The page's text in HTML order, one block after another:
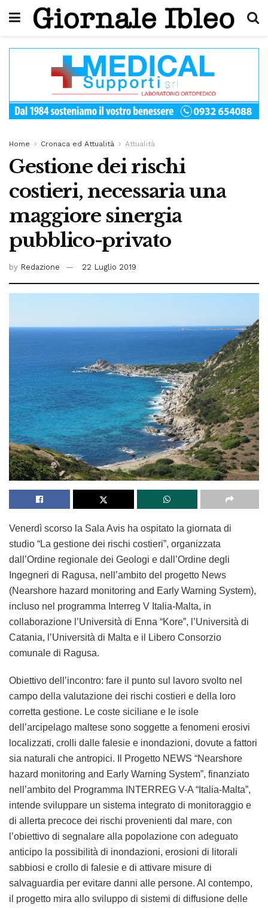
Home Cronaca ed Attualità Attualità
Gestione dei rischi
costieri, necessaria una
maggiore sinergia
pubblico-privato
by Redazione 22 Luglio 2019
Venerdì scorso la Sala Avis ha ospitato la giornata di
studio “La gestione dei rischi costieri”, organizzata
dall’Ordine regionale dei Geologi e dall’Ordine degli
Ingegneri di Ragusa, nell’ambito del progetto News
(Nearshore hazard monitoring and Early Warning System),
incluso nel programma Interreg V Italia-Malta, in
collaborazione l’Università di Enna “Kore”, l’Università di
Catania, l’Università di Malta e il Libero Consorzio
comunale di Ragusa.
Obiettivo dell’incontro: fare il punto sul lavoro svolto nel
campo della valutazione dei rischi costieri e della loro
corretta gestione. Le coste siciliane e le isole
dell’arcipelago maltese sono soggette a fenomeni erosivi
localizzati, crolli dalle falesie e inondazioni, dovute a fattori
sia naturali che antropici. Il Progetto NEWS “Nearshore
hazard monitoring and Early Warning System”, finanziato
nell’ambito del Programma INTERREG V-A “Italia-Malta”,
intende sviluppare un sistema integrato di monitoraggio e
di allerta precoce dei rischi provenienti dal mare, con
l’obiettivo di segnalare alla popolazione con adeguato
anticipo la possibilità di inondazioni, erosioni di litorali
sabbiosi e crollo di falesie e di attivare misure di
salvaguardia per evitare danni alle persone. Al contempo,
il progetto mira allo sviluppo di sistemi di diffusione delle